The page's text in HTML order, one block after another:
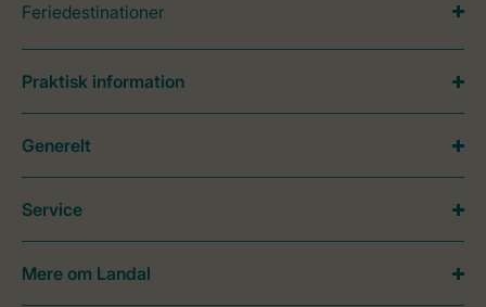
Feriedestinationer
Praktisk information
Generelt
Service
Mere om Landal